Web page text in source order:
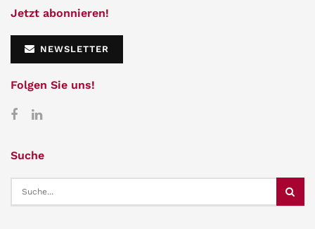
Jetzt abonnieren!
NEWSLETTER
Folgen Sie uns!
Suche